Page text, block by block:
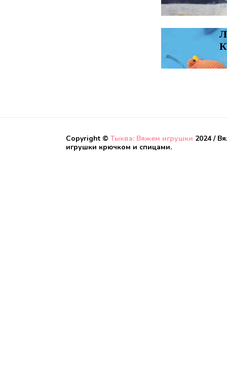
Copyright © Тыква: Вяжем игрушки 2024 /
игрушки крючком и спицами.